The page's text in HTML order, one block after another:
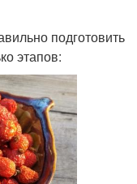
подготовить
этапов: